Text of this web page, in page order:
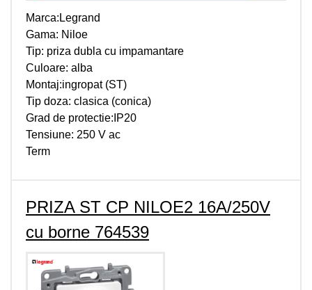
Marca:Legrand
Gama: Niloe
Tip: priza dubla cu impamantare
Culoare: alba
Montaj:ingropat (ST)
Tip doza: clasica (conica)
Grad de protectie:IP20
Tensiune: 250 V ac
Term
PRIZA ST CP NILOE2 16A/250V
cu borne 764539